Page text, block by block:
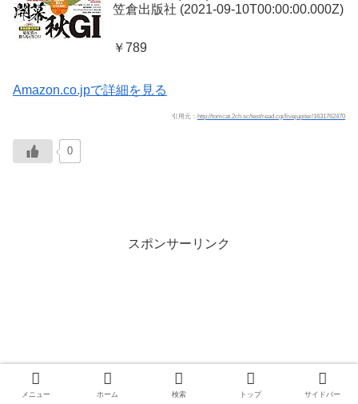
笠倉出版社 (2021-09-10T00:00:00.000Z)
￥789
Amazon.co.jpで詳細を見る
引用元： http://tomcat.2ch.sc/test/read.cgi/livejupiter/1631762470
0
スポンサーリンク
メニュー ホーム 検索 トップ サイドバー